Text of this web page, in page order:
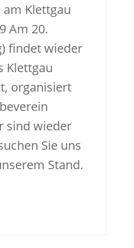
am Klettgau
Am 20.
findet wieder
Klettgau
organisiert
sind wieder
Sie uns
Stand.